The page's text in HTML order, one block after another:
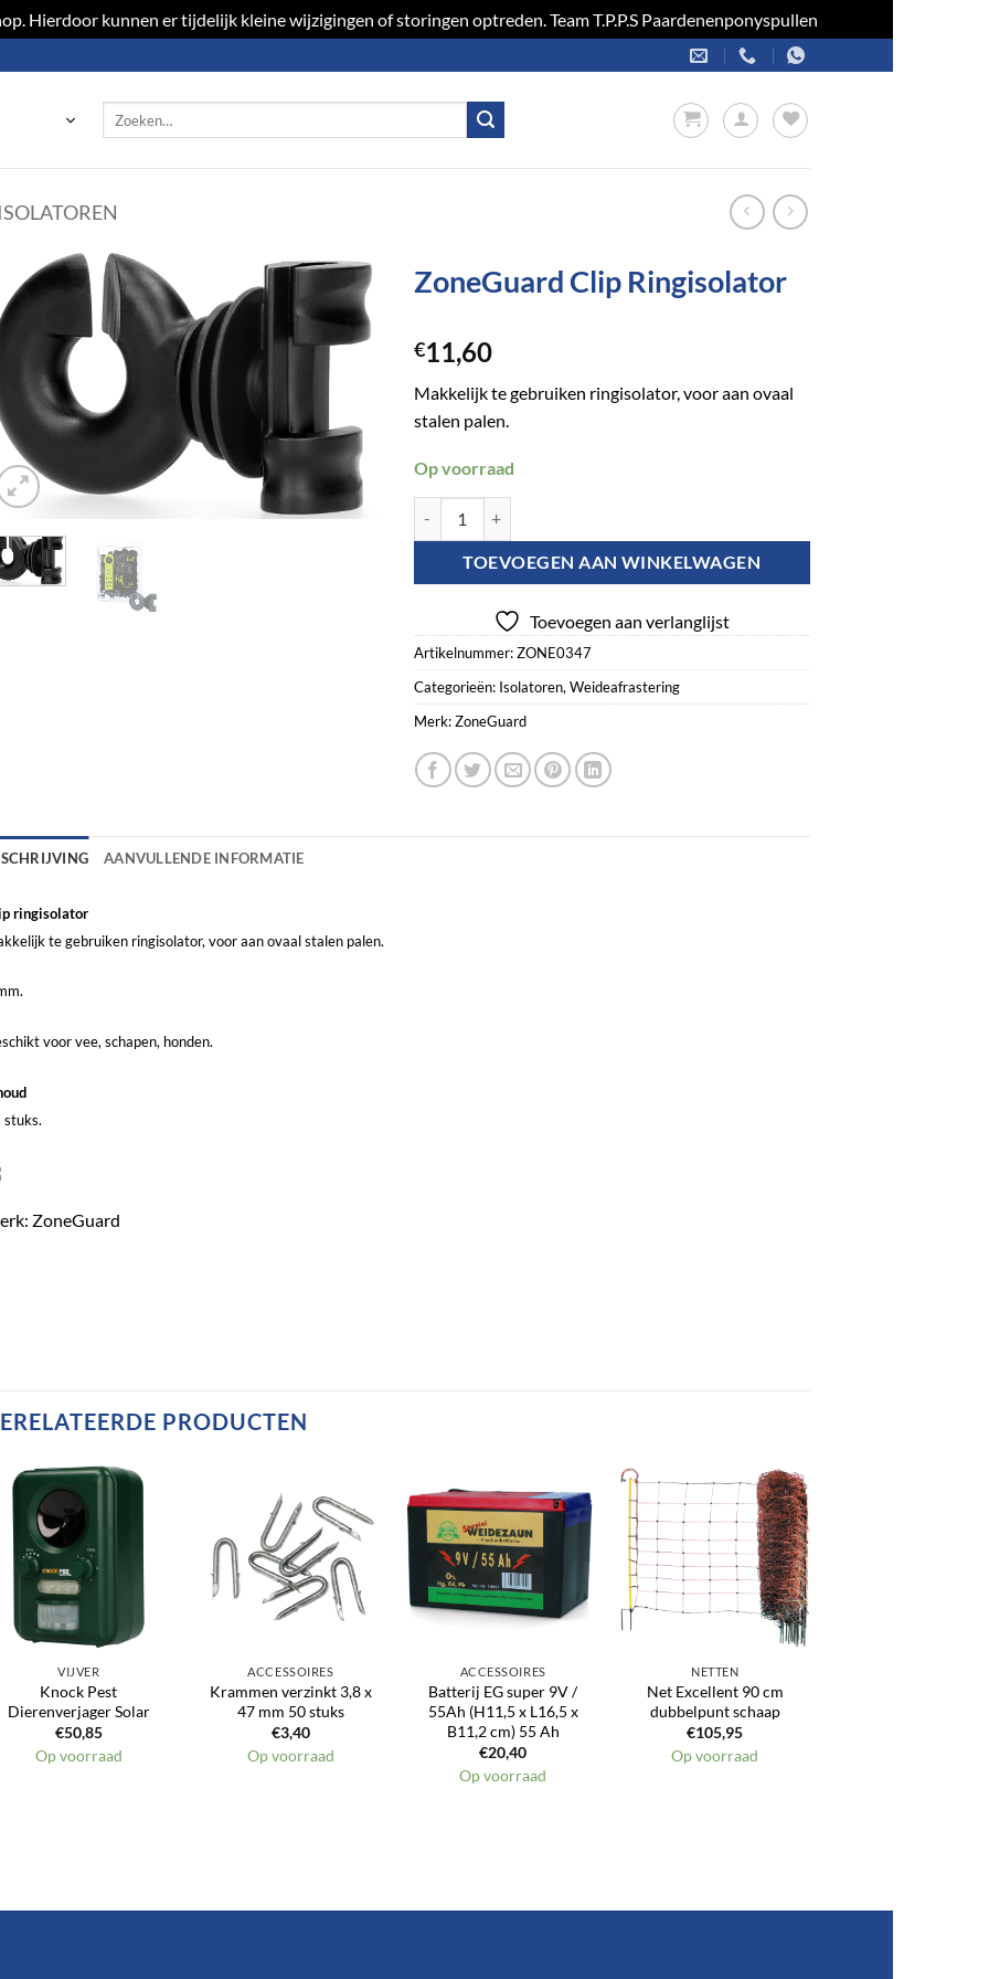
Hierdoor kunnen er tijdelijk kleine wijzigingen of storingen optreden. Team T.P.P.S Paardenenponyspullen
ISOLATOREN
Toevoegen
aan
verlanglijst
ZoneGuard Clip Ringisolator
€11,60
Makkelijk te gebruiken ringisolator, voor aan ovaal
stalen palen.
Op voorraad
TOEVOEGEN AAN WINKELWAGEN
Toevoegen aan verlanglijst
Artikelnummer:ZONE0347
Categorieën: Isolatoren, Weideafrastering
Merk:ZoneGuard
AANVULLENDE INFORMATIE
ringisolator
te gebruiken ringisolator, voor aan ovaal stalen palen.
voor vee, schapen, honden.
stuks.
ZoneGuard
PRODUCTEN
verlanglijst
VIJVER
Knock Pest
Dierenverjager Solar
€50,85
Op voorraad
Toevoegen
aan
verlanglijst
ACCESSOIRES
Krammen verzinkt 3,8 x
47 mm 50 stuks
€3,40
Op voorraad
Toevoegen
verlanglijst
ACCESSOIRES
Batterij EG super 9V /
55Ah (H11,5 x L16,5 x
B11,2 cm) 55 Ah
€20,40
Op voorraad
Toevoegen
aan
verlanglijst
NETTEN
Net Excellent 90 cm
dubbelpunt schaap
€105,95
Op voorraad